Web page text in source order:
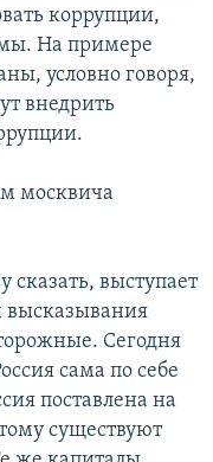
коррупции,
На примере
условно говоря,
внедрить
москвича
сказать, выступает
высказывания
Сегодня
сама по себе
поставлена на
существуют